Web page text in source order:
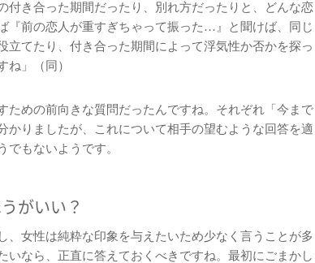
付き合った期間だったり、別れ方だったりと、どんな恋
『前の恋人が重すぎちゃって振った…』と聞けば、同じ
立てたり、付き合った期間によって浮気性か否かを探っ
ね」（同）
めの前向きな質問だったんですね。それぞれ「今まで
かりましたが、これについて相手の望むような回答を適
でもないようです。
がいい？
、女性は純粋な印象を与えたいため少なく言うことが多
いなら、正直に答えておくべきですね。最初にごまかし